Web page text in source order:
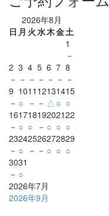
2026年8月
日 月 火水木金土
1
－
2
－
3
－
4
－
5
－
6
－
7
－
8
－
9
－
10
○
11
－
12
－
13
△
14
○
15
○
16
－
17
○
18
○
19
－
20
○
21
○
22
○
23
－
24
○
25
－
26
－
27
○
28
○
29
○
30
－
31
○
2026年7月
2026年9月